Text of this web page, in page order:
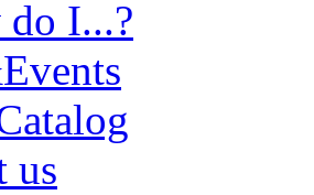
I...?
us